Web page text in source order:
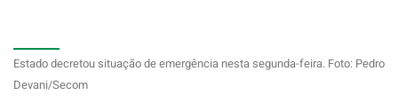
Estado decretou situação de emergência nesta segunda-feira. Foto: Pedro
Devani/Secom